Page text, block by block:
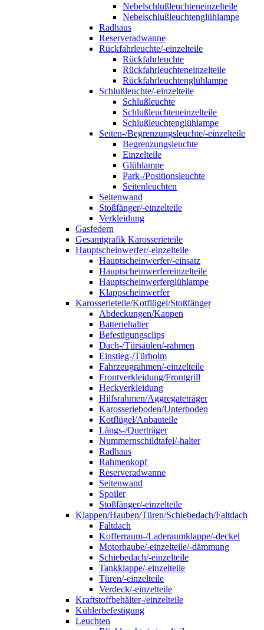
Nebelschlußleuchteneinzelteile
Nebelschlußleuchtenglühlampe
Radhaus
Reserveradwanne
Rückfahrleuchte/-einzelteile
Rückfahrleuchte
Rückfahrleuchteneinzelteile
Rückfahrleuchtenglühlampe
Schlußleuchte/-einzelteile
Schlußleuchte
Schlußleuchteneinzelteile
Schlußleuchtenglühlampe
Seiten-/Begrenzungsleuchte/-einzelteile
Begrenzungsleuchte
Einzelteile
Glühlampe
Park-/Positionsleuchte
Seitenleuchten
Seitenwand
Stoßfänger/-einzelteile
Verkleidung
Gasfedern
Gesamtgrafik Karosserieteile
Hauptscheinwerfer/-einzelteile
Hauptscheinwerfer/-einsatz
Hauptscheinwerfereinzelteile
Hauptscheinwerferglühlampe
Klappscheinwerfer
Karosserieteile/Kotflügel/Stoßfänger
Abdeckungen/Kappen
Batteriehalter
Befestigungsclips
Dach-/Türsäulen/-rahmen
Einstieg-/Türholm
Fahrzeugrahmen/-einzelteile
Frontverkleidung/Frontgrill
Heckverkleidung
Hilfsrahmen/Aggregateträger
Karosserieboden/Unterboden
Kotflügel/Anbauteile
Längs-/Querträger
Nummernschildtafel/-halter
Radhaus
Rahmenkopf
Reserveradwanne
Seitenwand
Spoiler
Stoßfänger/-einzelteile
Klappen/Hauben/Türen/Schiebedach/Faltdach
Faltdach
Kofferraum-/Laderaumklappe/-deckel
Motorhaube/-einzelteile/-dämmung
Schiebedach/-einzelteile
Tankklappe/-einzelteile
Türen/-einzelteile
Verdeck/-einzelteile
Kraftstoffbehälter-/einzelteile
Kühlerbefestigung
Leuchten